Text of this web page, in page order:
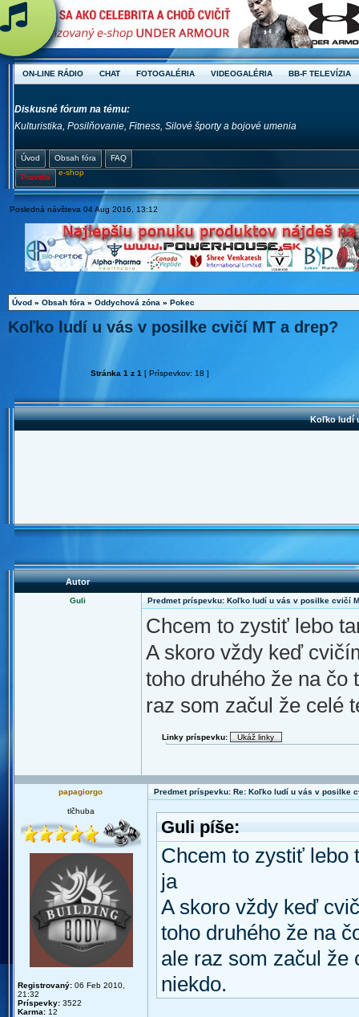
ON-LINE RÁDIO CHAT FOTOGALÉRIA VIDEOGALÉRIA BB-F TELEVÍZIA
Diskusné fórum na tému:
Kulturistika, Posilňovanie, Fitness, Silové športy a bojové umenia
Úvod Obsah fóra FAQ
Pravidlá
e-shop
Posledná návšteva 04 Aug 2016, 13:12
Úvod » Obsah fóra » Oddychová zóna » Pokec
Koľko ludí u vás v posilke cvičí MT a drep?
Stránka 1 z 1 [ Príspevkov: 18 ]
Koľko ludí
Autor
Guli Predmet príspevku: Koľko ludí u vás v posilke cvičí
Chcem to zystiť lebo
A skoro vždy keď
toho druhého že na čo
raz som začul že celé
Linky príspevku:
papagiorgo Predmet príspevku: Re: Koľko ludí u vás v posilke
tlčhuba
Registrovaný: 06 Feb 2010,
21:32
Príspevky: 3522
Karma: 12
Guli píše:
Chcem to zystiť lebo
ja
A skoro vždy keď
toho druhého že na
ale raz som začul že
niekdo.